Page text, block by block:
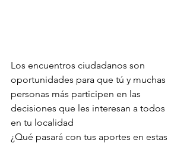
Los encuentros ciudadanos son
oportunidades para que tú y muchas
personas más participen en las
decisiones que les interesan a todos
en tu localidad
¿Qué pasará con tus aportes en estas